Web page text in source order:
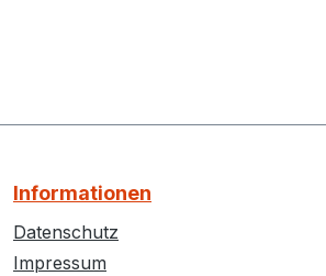
Informationen
Datenschutz
Impressum